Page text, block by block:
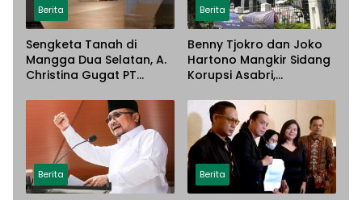
Berita
Sengketa Tanah di
Mangga Dua Selatan, A.
Christina Gugat PT
Dugaan Penyerobotan
Lahan
Berita
Benny Tjokro dan Joko
Hartono Mangkir Sidang
Korupsi Asabri,
Paksa
Berita Berita